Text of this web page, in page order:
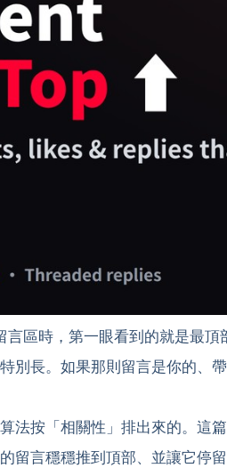
言區時，第一眼看到的就是最
別長。如果那則留言是你的、
法按「相關性」排出來的。這
留言穩穩推到頂部、並讓它停留